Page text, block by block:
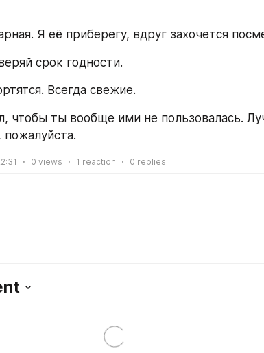
Я её приберегу, вдруг захочется
срок годности.
Всегда свежие.
чтобы ты вообще ими не пользовалась.
0 views 1 reaction 0 replies